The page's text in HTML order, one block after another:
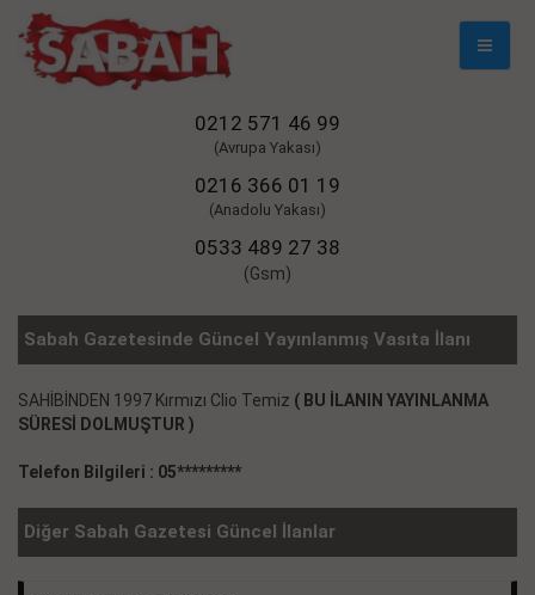
Mobil
0212 571 46 99
(Avrupa Yakası)
0216 366 01 19
(Anadolu Yakası)
0533 489 27 38
(Gsm)
Sabah Gazetesinde Güncel Yayınlanmış Vasıta İlanı
SAHİBİNDEN 1997 Kırmızı Clio Temiz ( BU İLANIN YAYINLANMA
SÜRESİ DOLMUŞTUR )
Telefon Bilgileri : 05*********
Diğer Sabah Gazetesi Güncel İlanlar